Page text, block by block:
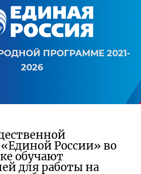
ПРОГРАММЕ 2021-
2026
России» во
обучают
для работы на